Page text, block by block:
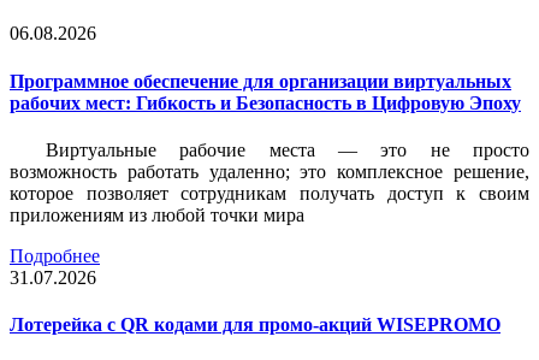
06.08.2026
Программное обеспечение для организации виртуальных
рабочих мест: Гибкость и Безопасность в Цифровую Эпоху
Виртуальные рабочие места — это не просто
возможность работать удаленно; это комплексное решение,
которое позволяет сотрудникам получать доступ к своим
приложениям из любой точки мира
Подробнее
31.07.2026
Лотерейка c QR кодами для промо-акций WISEPROMO